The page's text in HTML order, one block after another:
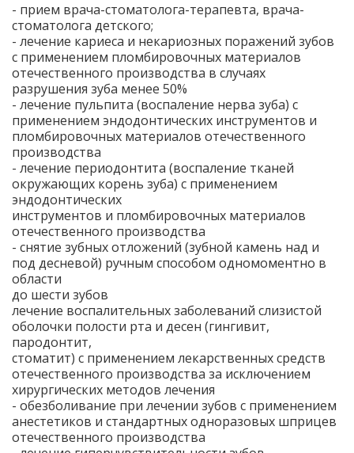
- прием врача-стоматолога-терапевта, врача-
стоматолога детского;
- лечение кариеса и некариозных поражений зубов
с применением пломбировочных материалов
отечественного производства в случаях
разрушения зуба менее 50%
- лечение пульпита (воспаление нерва зуба) с
применением эндодонтических инструментов и
пломбировочных материалов отечественного
производства
- лечение периодонтита (воспаление тканей
окружающих корень зуба) с применением
эндодонтических
инструментов и пломбировочных материалов
отечественного производства
- снятие зубных отложений (зубной камень над и
под десневой) ручным способом одномоментно в
области
до шести зубов
лечение воспалительных заболеваний слизистой
оболочки полости рта и десен (гингивит,
пародонтит,
стоматит) с применением лекарственных средств
отечественного производства за исключением
хирургических методов лечения
- обезболивание при лечении зубов с применением
анестетиков и стандартных одноразовых шприцев
отечественного производства